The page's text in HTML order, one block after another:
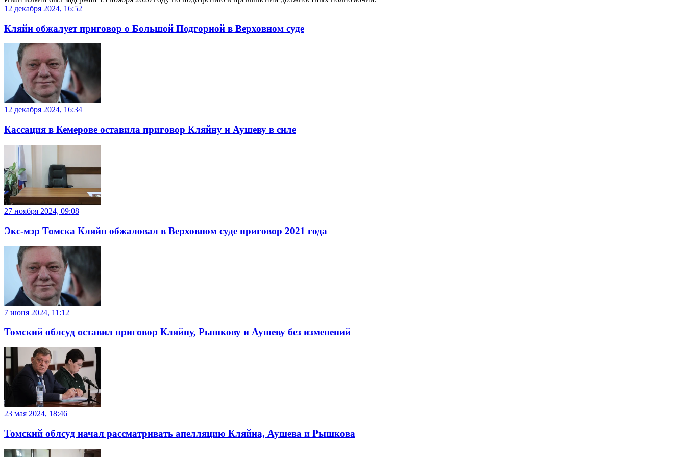
12 декабря 2024, 16:52
Кляйн обжалует приговор о Большой Подгорной в Верховном суде
12 декабря 2024, 16:34
Кассация в Кемерове оставила приговор Кляйну и Аушеву в силе
27 ноября 2024, 09:08
Экс-мэр Томска Кляйн обжаловал в Верховном суде приговор 2021 года
7 июня 2024, 11:12
Томский облсуд оставил приговор Кляйну, Рышкову и Аушеву без изменений
23 мая 2024, 18:46
Томский облсуд начал рассматривать апелляцию Кляйна, Аушева и Рышкова